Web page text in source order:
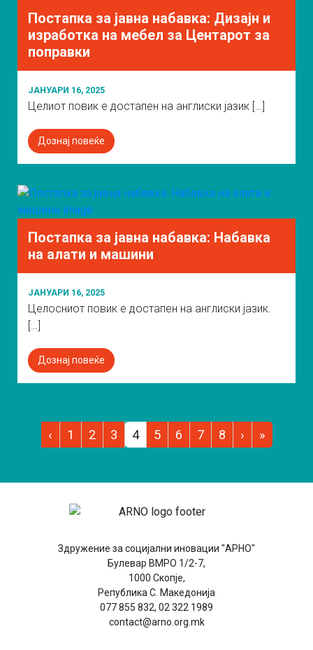
Постапка за јавна набавка: Дизајн и
изработка на мебел за Центарот за
поправки
ЈАНУАРИ 16, 2025
Целиот повик е достапен на англиски јазик […]
Дознај повеќе
Постапка за јавна набавка: Набавка
на алати и машини
ЈАНУАРИ 16, 2025
Целосниот повик е достапен на англиски јазик.
[…]
Дознај повеќе
‹ 1 2 3 4 5 6 7 8 › »
Здружение за социјални иновации "АРНО"
Булевар ВМРО 1/2-7,
1000 Скопје,
Република С. Македонија
077 855 832, 02 322 1989
contact@arno.org.mk